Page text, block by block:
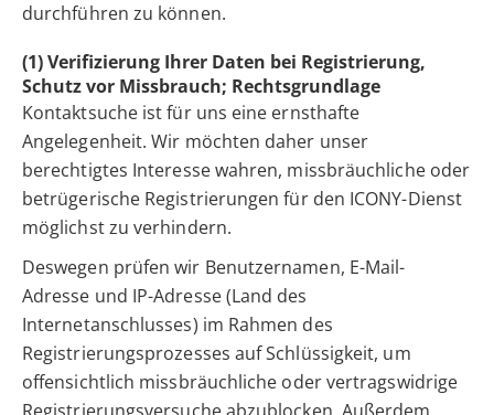
durchführen zu können.
(1) Verifizierung Ihrer Daten bei Registrierung,
Schutz vor Missbrauch; Rechtsgrundlage
Kontaktsuche ist für uns eine ernsthafte
Angelegenheit. Wir möchten daher unser
berechtigtes Interesse wahren, missbräuchliche oder
betrügerische Registrierungen für den ICONY-Dienst
möglichst zu verhindern.
Deswegen prüfen wir Benutzernamen, E-Mail-
Adresse und IP-Adresse (Land des
Internetanschlusses) im Rahmen des
Registrierungsprozesses auf Schlüssigkeit, um
offensichtlich missbräuchliche oder vertragswidrige